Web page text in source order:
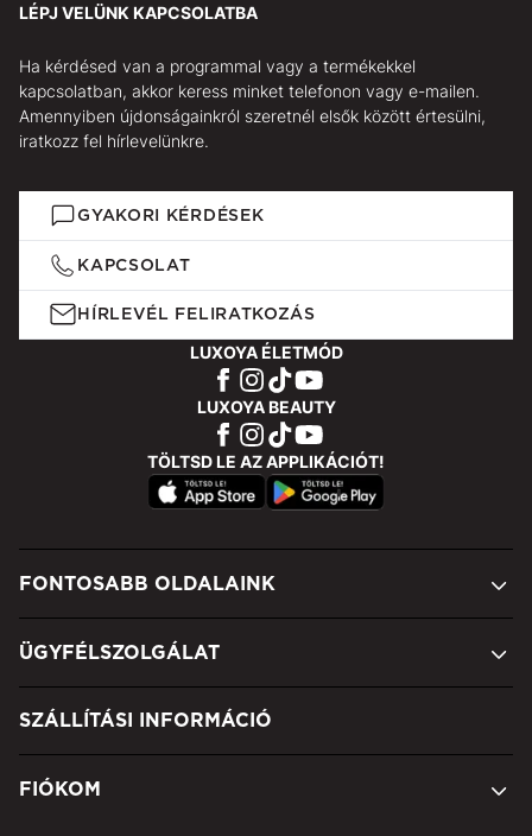
LÉPJ VELÜNK KAPCSOLATBA
Ha kérdésed van a programmal vagy a termékekkel
kapcsolatban, akkor keress minket telefonon vagy e-mailen.
Amennyiben újdonságainkról szeretnél elsők között értesülni,
iratkozz fel hírlevelünkre.
GYAKORI KÉRDÉSEK
KAPCSOLAT
HÍRLEVÉL FELIRATKOZÁS
LUXOYA ÉLETMÓD
LUXOYA BEAUTY
TÖLTSD LE AZ APPLIKÁCIÓT!
FONTOSABB OLDALAINK
ÜGYFÉLSZOLGÁLAT
SZÁLLÍTÁSI INFORMÁCIÓ
FIÓKOM